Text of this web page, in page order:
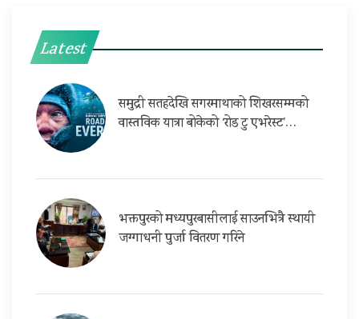
Latest
समुद्री सतहदेखि सगरमाथाको शिखरसम्मको
वास्तविक यात्रा बोकेको ‘रोड टु एभरेस्ट’…
भक्तपुरको मध्यपुरबासीलाई साउनभित्रै स्थायी
जग्गाधनी पुर्जा वितरण गरिने